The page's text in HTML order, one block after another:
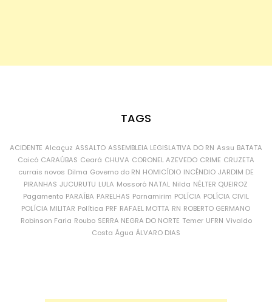
TAGS
ACIDENTE Alcaçuz ASSALTO ASSEMBLEIA LEGISLATIVA DO RN Assu BATATA
Caicó CARAÚBAS Ceará CHUVA CORONEL AZEVEDO CRIME CRUZETA
currais novos Dilma Governo do RN HOMICÍDIO INCÊNDIO JARDIM DE
PIRANHAS JUCURUTU LULA Mossoró NATAL Nilda NÉLTER QUEIROZ
Pagamento PARAÍBA PARELHAS Parnamirim POLÍCIA POLÍCIA CIVIL
POLÍCIA MILITAR Política PRF RAFAEL MOTTA RN ROBERTO GERMANO
Robinson Faria Roubo SERRA NEGRA DO NORTE Temer UFRN Vivaldo
Costa Água ÁLVARO DIAS